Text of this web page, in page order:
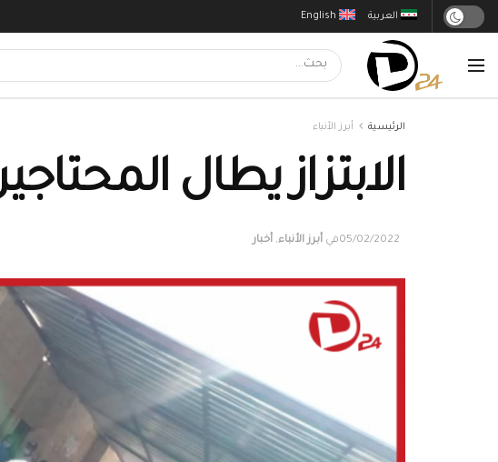
English العربية
الرئيسية أبرز الأنباء
الابتزاز يطال
05/02/2022في أبرز الأنباء, أخبار